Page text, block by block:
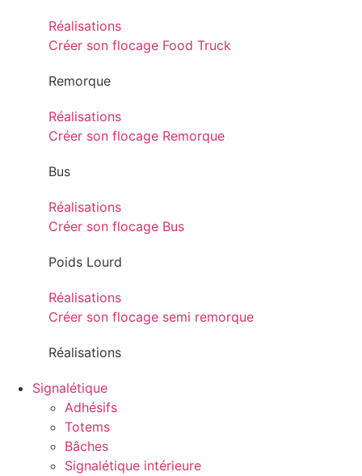
Réalisations
Créer son flocage Food Truck
Remorque
Réalisations
Créer son flocage Remorque
Bus
Réalisations
Créer son flocage Bus
Poids Lourd
Réalisations
Créer son flocage semi remorque
Réalisations
Signalétique
Adhésifs
Totems
Bâches
Signalétique intérieure